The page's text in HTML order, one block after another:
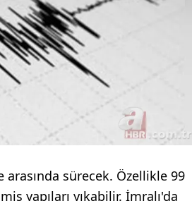
sürecek. Özellikle 99
yapıları yıkabilir. İmralı'da